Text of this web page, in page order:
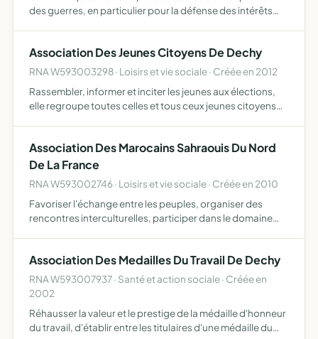
des guerres, en particulier pour la défense des intérêts
Association Des Jeunes Citoyens De Dechy
RNA W593003298 · Loisirs et vie sociale · Créée en 2012
Rassembler, informer et inciter les jeunes aux élections,
elle regroupe toutes celles et tous ceux jeunes citoyens
Association Des Marocains Sahraouis Du Nord
De La France
RNA W593002746 · Loisirs et vie sociale · Créée en 2010
Favoriser l'échange entre les peuples, organiser des
rencontres interculturelles, participer dans le domaine
Association Des Medailles Du Travail De Dechy
RNA W593007937 · Santé et action sociale · Créée en
2002
Réhausser la valeur et le prestige de la médaille d'honneur
du travail, d'établir entre les titulaires d'une médaille du